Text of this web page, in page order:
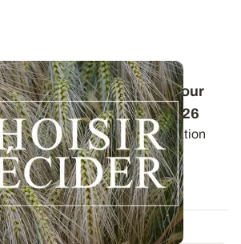
d'hiver : des guides pour
au printemps 2026
en matière de fertilisation
des orges...